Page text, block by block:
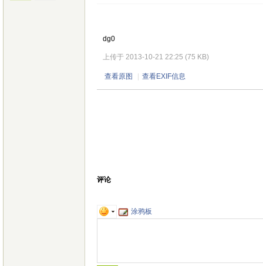
dg0
上传于 2013-10-21 22:25 (75 KB)
查看原图 查看EXIF信息
评论
涂鸦板